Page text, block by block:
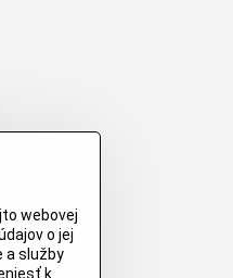
webovej
o jej
a služby
k